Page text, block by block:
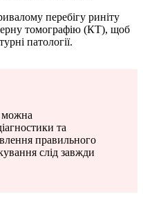
перебігу риніту
томографію (КТ), щоб
патології.
можна
та
правильного
слід завжди